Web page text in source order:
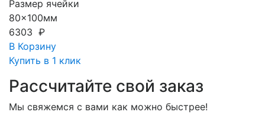
Размер ячейки
80x100мм
6303 ₽
В Корзину
Купить в 1 клик
Рассчитайте свой заказ
Мы свяжемся с вами как можно быстрее!